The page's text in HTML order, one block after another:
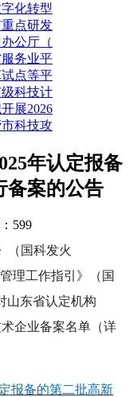
化转型
点研发
公厅（
务业平
点等平
科技计
展2026
科技攻
年认定报备
备案的公告
599
（国科发火
理工作指引》（国
山东省认定机构
企业备案名单（详
报备的第二批高新